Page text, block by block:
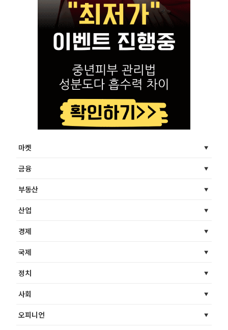
마켓
금융
부동산
산업
경제
국제
정치
사회
오피니언